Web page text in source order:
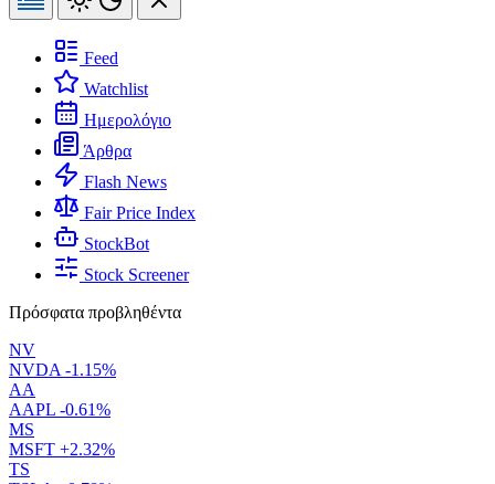
Feed
Watchlist
Ημερολόγιο
Άρθρα
Flash News
Fair Price Index
StockBot
Stock Screener
Πρόσφατα προβληθέντα
NV
NVDA -1.15%
AA
AAPL -0.61%
MS
MSFT +2.32%
TS